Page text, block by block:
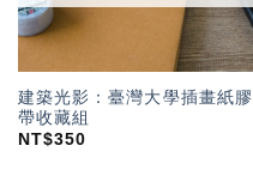
建築光影：臺灣大學插畫紙膠
帶收藏組
NT$350